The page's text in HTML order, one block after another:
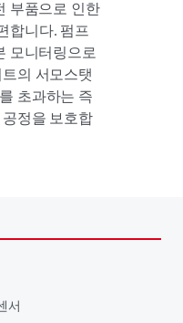
부품으로 인한
합니다. 펌프
모니터링으로
의 서모스탯
초과하는 즉
정을 보호합
서